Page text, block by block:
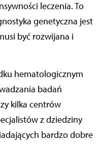
leczenia. To
genetyczna jest
być rozwijana i
hematologicznym
badań
kilka centrów
z dziedziny
bardzo dobre